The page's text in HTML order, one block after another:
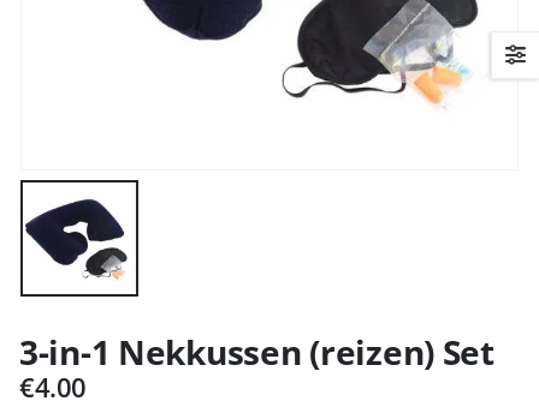
3-in-1 Nekkussen (reizen) Set
€4.00